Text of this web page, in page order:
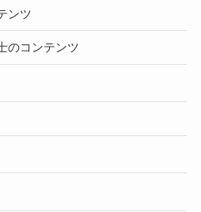
ンツ
のコンテンツ